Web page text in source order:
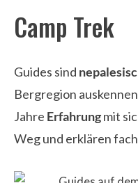
Camp Trek
Guides sind
Bergregion
Jahre Erfahrungmit
Weg und erklären